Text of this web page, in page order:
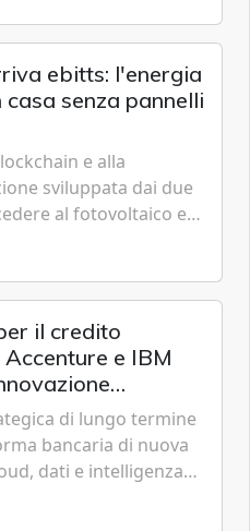
ebitts: l'energia
senza pannelli
e alla
sviluppata dai due
al fotovoltaico e
diretti in bolletta,
il credito
e IBM
di lungo termine
bancaria di nuova
dati e intelligenza